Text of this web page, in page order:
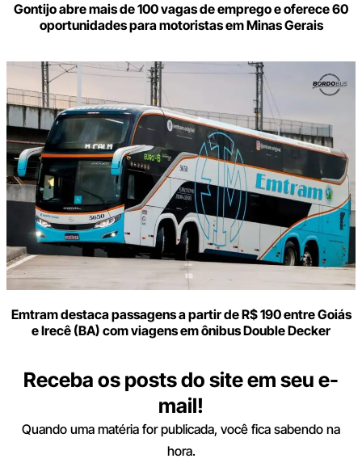
Gontijo abre mais de 100 vagas de emprego e oferece 60
oportunidades para motoristas em Minas Gerais
Emtram destaca passagens a partir de R$ 190 entre Goiás
e Irecê (BA) com viagens em ônibus Double Decker
Receba os posts do site em seu e-
mail!
Quando uma matéria for publicada, você fica sabendo na
hora.